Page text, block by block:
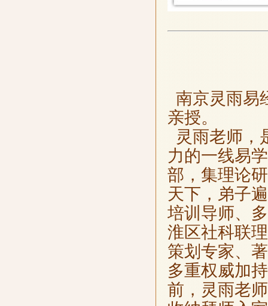
南京灵雨易
亲授。
灵雨老师，
力的一线易
部，集理论
天下，弟子
培训导师、
淮区社科联
策划专家、
多重权威加
前，灵雨老